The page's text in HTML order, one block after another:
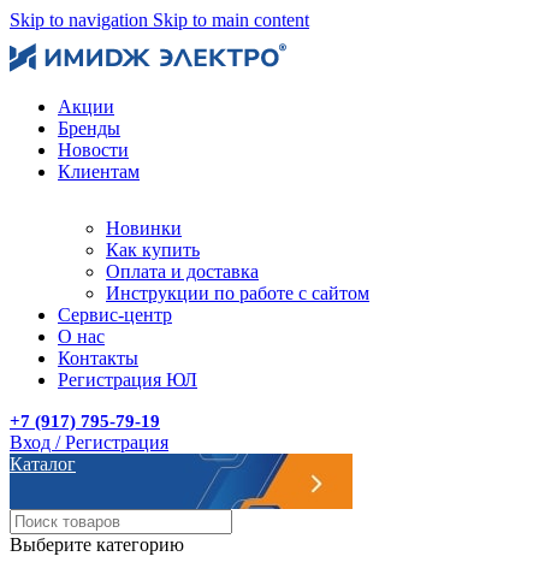
Skip to navigation Skip to main content
Акции
Бренды
Новости
Клиентам
Новинки
Как купить
Оплата и доставка
Инструкции по работе с сайтом
Сервис-центр
О нас
Контакты
Регистрация ЮЛ
+7 (917) 795-79-19
Вход / Регистрация
Каталог
Выберите категорию